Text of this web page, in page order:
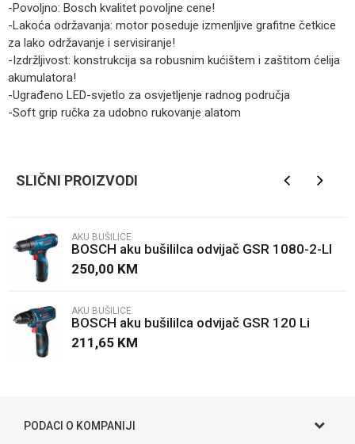
-Povoljno: Bosch kvalitet povoljne cene!
-Lakoća održavanja: motor poseduje izmenljive grafitne četkice
za lako održavanje i servisiranje!
-Izdržljivost: konstrukcija sa robusnim kućištem i zaštitom ćelija
akumulatora!
-Ugrađeno LED-svjetlo za osvjetljenje radnog područja
-Soft grip ručka za udobno rukovanje alatom
Poruka
SLIČNI PROIZVODI
AKU BUŠILICE
BOSCH aku bušililca odvijač GSR 1080-2-LI
250,00 KM
AKU BUŠILICE
BOSCH aku bušililca odvijač GSR 120 Li
211,65 KM
PODACI O KOMPANIJI